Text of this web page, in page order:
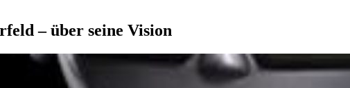
– über seine Vision